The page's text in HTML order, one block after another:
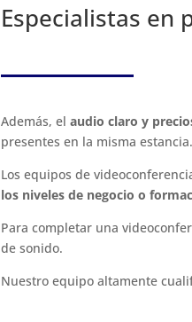
Especialistas en
Además, el audio claro y
presentes en la misma estancia.
Los equipos de
los niveles de negocio o
Para completar una
de sonido.
Nuestro equipo altamente